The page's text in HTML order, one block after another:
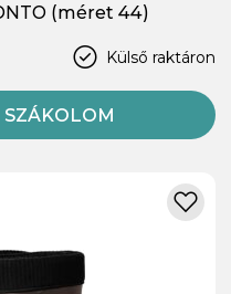
(méret 44)
Külső raktáron
SZÁKOLOM